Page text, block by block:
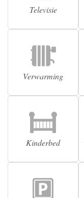
Televisie
Verwarming
Kinderbed